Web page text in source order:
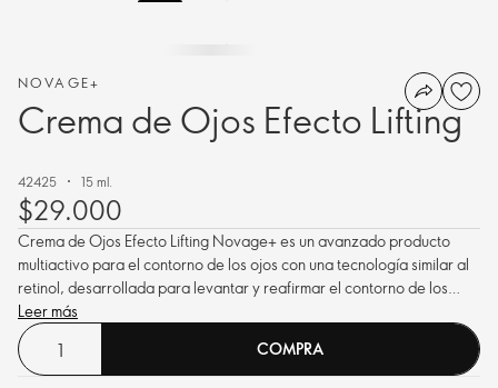
NOVAGE+
Crema de Ojos Efecto Lifting
42425 15 ml.
$29.000
Crema de Ojos Efecto Lifting Novage+ es un avanzado producto
multiactivo para el contorno de los ojos con una tecnología similar al
retinol, desarrollada para levantar y reafirmar el contorno de los
ojos, al tiempo que actúa sobre arrugas y signos de fatiga, para
conseguir un aspecto más fresco, joven y renovado.
Leer más
COMPRA